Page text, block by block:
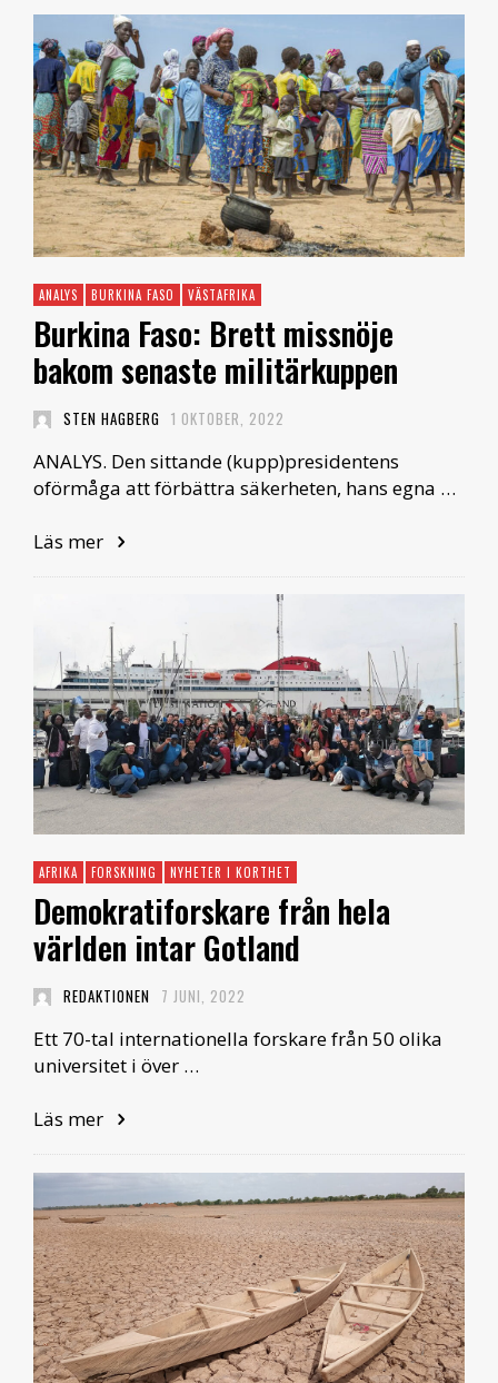
ANALYS BURKINA FASO VÄSTAFRIKA
Burkina Faso: Brett missnöje
bakom senaste militärkuppen
STEN HAGBERG 1 OKTOBER, 2022
ANALYS. Den sittande (kupp)presidentens
oförmåga att förbättra säkerheten, hans egna …
Läs mer
AFRIKA FORSKNING NYHETER I KORTHET
Demokratiforskare från hela
världen intar Gotland
REDAKTIONEN 7 JUNI, 2022
Ett 70-tal internationella forskare från 50 olika
universitet i över …
Läs mer